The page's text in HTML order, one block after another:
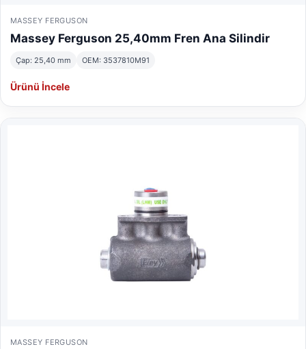
MASSEY FERGUSON
Massey Ferguson 25,40mm Fren Ana Silindir
Çap: 25,40 mm OEM: 3537810M91
Ürünü İncele
MASSEY FERGUSON